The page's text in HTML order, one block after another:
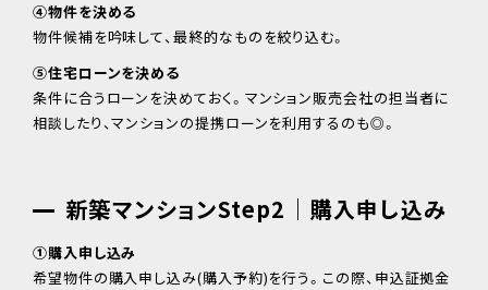
④物件を決める
物件候補を吟味して、最終的なものを絞り込む。
⑤住宅ローンを決める
条件に合うローンを決めておく。マンション販売会社の担当者に
相談したり、マンションの提携ローンを利用するのも◎。
新築マンションStep2｜購入申し込み
①購入申し込み
希望物件の購入申し込み(購入予約)を行う。この際、申込証拠金